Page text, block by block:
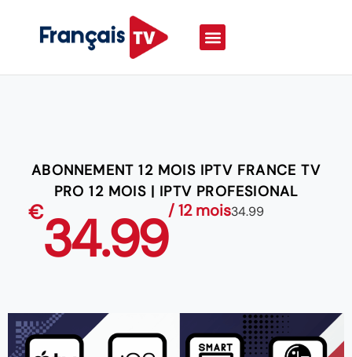
ABONNEMENT 12 MOIS IPTV FRANCE TV
PRO 12 MOIS | IPTV PROFESIONAL
€34.99/ 12 mois34.99